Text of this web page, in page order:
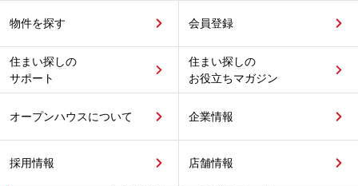
物件を探す 会員登録
住まい探しの
サポート
住まい探しの
お役立ちマガジン
オープンハウスについて 企業情報
採用情報 店舗情報